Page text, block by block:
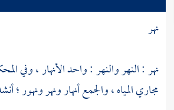
نهر
نهر : النهر والنهر : واحد الأنهار ، وفي
مجاري المياه ، والجمع أنهار ونهر ونهور ؛